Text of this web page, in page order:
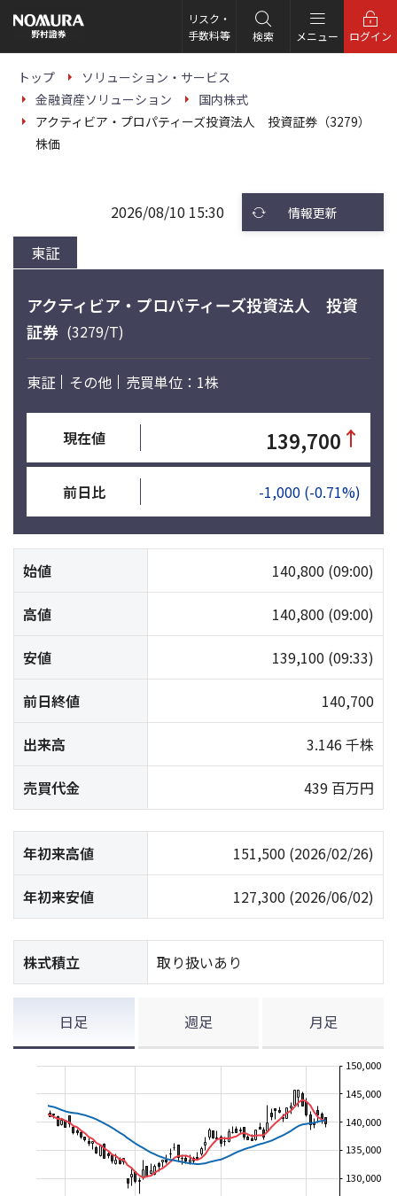
の
ー
リスク・
手数料等
検索 メニュー ログイン
トップ
ソリューション・サービス
金融資産ソリューション
国内株式
アクティビア・プロパティーズ投資法人 投資証券（3279）
株価
東証
2026/08/10 15:30 情報更新
アクティビア・プロパティーズ投資法人 投資
証券 (3279/T)
東証 その他 売買単位：1株
現在値 139,700 ↑
前日比 -1,000 (-0.71%)
始値 140,800 (09:00)
高値 140,800 (09:00)
安値 139,100 (09:33)
前日終値 140,700
出来高 3.146 千株
売買代金 439 百万円
年初来高値 151,500 (2026/02/26)
年初来安値 127,300 (2026/06/02)
株式積立 取り扱いあり
日足 週足 月足
130,000
135,000
140,000
145,000
150,000